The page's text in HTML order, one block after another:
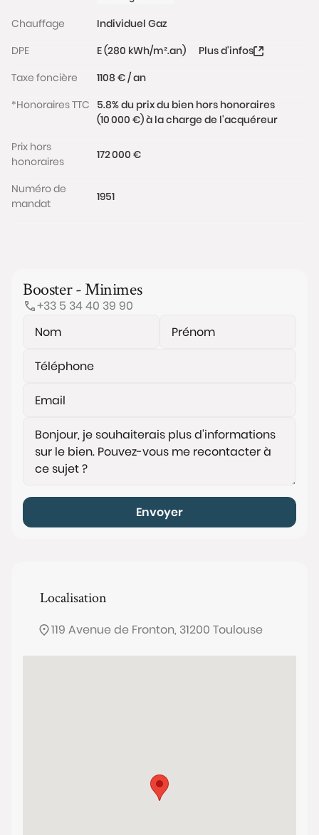
Chauffage
Individuel Gaz
DPE
E (280 kWh/m².an)
Plus d'infos
Taxe foncière
1108 € / an
*Honoraires TTC 5.8% du prix du bien hors honoraires
(10 000 €) à la charge de l'acquéreur
Prix hors
honoraires
172 000 €
Numéro de
mandat
1951
Booster - Minimes
+33 5 34 40 39 90
Envoyer
Localisation
119 Avenue de Fronton, 31200 Toulouse